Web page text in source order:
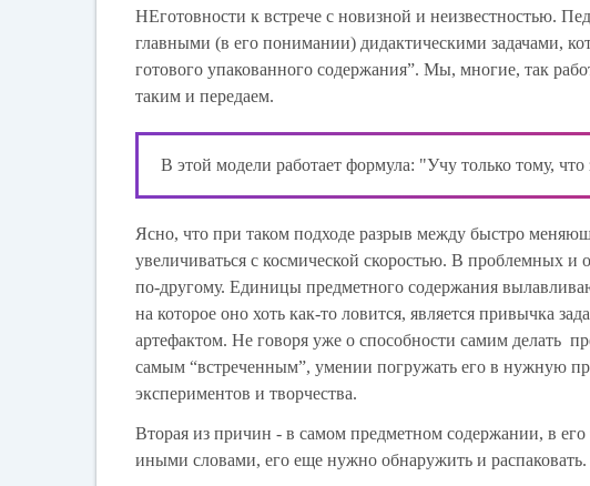
НЕготовности к встрече с новизной и неизвестностью.
главными (в его понимании) дидактическими задачами,
готового упакованного содержания”. Мы, многие, так
таким и передаем.
В этой модели работает формула: "Учу только тому,
Ясно, что при таком подходе разрыв между быстро
увеличиваться с космической скоростью. В проблемных
по-другому. Единицы предметного содержания
на которое оно хоть как-то ловится, является привычка
артефактом. Не говоря уже о способности самим делать
самым “встреченным”, умении погружать его в нужную
экспериментов и творчества.
Вторая из причин - в самом предметном содержании, в
иными словами, его еще нужно обнаружить и распаковать.